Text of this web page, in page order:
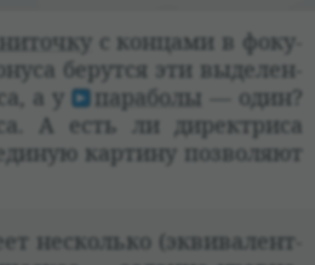
с кон­цами в фоку­
берутся эти выде­лен­
а у
пара­болы — один?
А есть ли дирек­триса
кар­тину поз­во­ляют
несколько (экви­ва­лент­